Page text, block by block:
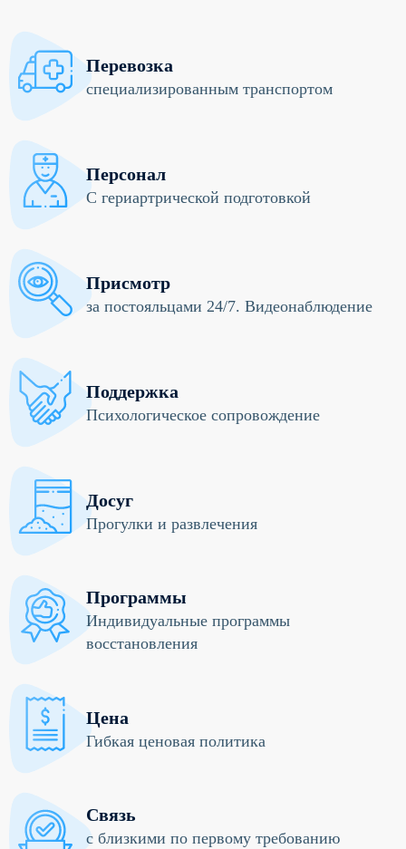
Перевозка
специализированным транспортом
Персонал
С гериартрической подготовкой
Присмотр
за постояльцами 24/7. Видеонаблюдение
Поддержка
Психологическое сопровождение
Досуг
Прогулки и развлечения
Программы
Индивидуальные программы
восстановления
Цена
Гибкая ценовая политика
Связь
с близкими по первому требованию